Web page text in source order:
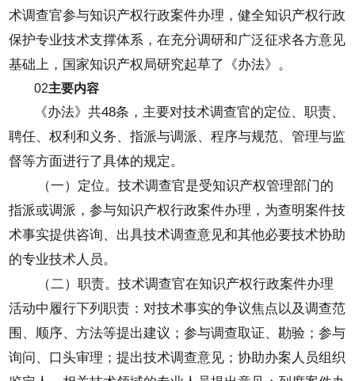
术调查官参与知识产权行政案件办理，健全知识产权行政
保护专业技术支撑体系，在充分调研和广泛征求各方意见
基础上，国家知识产权局研究起草了《办法》。
02主要内容
《办法》共48条，主要对技术调查官的定位、职责、
聘任、权利和义务、指派与调派、程序与规范、管理与监
督等方面进行了具体的规定。
（一）定位。技术调查官是受知识产权管理部门的
指派或调派，参与知识产权行政案件办理，为查明案件技
术事实提供咨询、出具技术调查意见和其他必要技术协助
的专业技术人员。
（二）职责。技术调查官在知识产权行政案件办理
活动中履行下列职责：对技术事实的争议焦点以及调查范
围、顺序、方法等提出建议；参与调查取证、勘验；参与
询问、口头审理；提出技术调查意见；协助办案人员组织